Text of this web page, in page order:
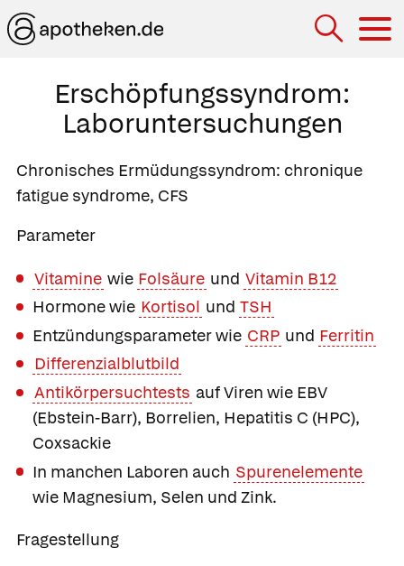
Erschöpfungssyndrom:
Laboruntersuchungen
Chronisches Ermüdungssyndrom: chronique
fatigue syndrome, CFS
Parameter
Vitamine wie Folsäure und Vitamin B12
Hormone wie Kortisol und TSH
Entzündungsparameter wie CRP und Ferritin
Differenzialblutbild
Antikörpersuchtests auf Viren wie EBV
(Ebstein-Barr), Borrelien, Hepatitis C (HPC),
Coxsackie
In manchen Laboren auch Spurenelemente
wie Magnesium, Selen und Zink.
Fragestellung